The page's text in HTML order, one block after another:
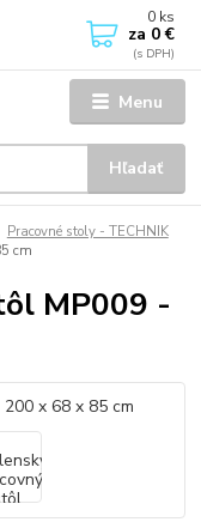
Menu
Hľadať
0 ks
za 0 €
Pracovné stoly - TECHNIK
cm
MP009 -